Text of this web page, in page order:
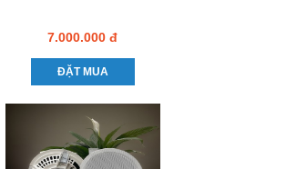
7.000.000 đ
ĐẶT MUA